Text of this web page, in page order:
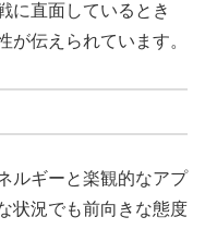
に直面しているとき
が伝えられています。
ルギーと楽観的なアプ
状況でも前向きな態度